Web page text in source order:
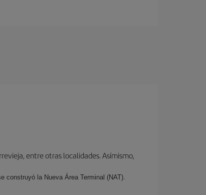
entre otras localidades. Asímismo,
construyó la Nueva Área Terminal (NAT).